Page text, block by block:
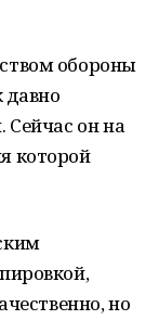
обороны
давно
Сейчас он на
которой
но